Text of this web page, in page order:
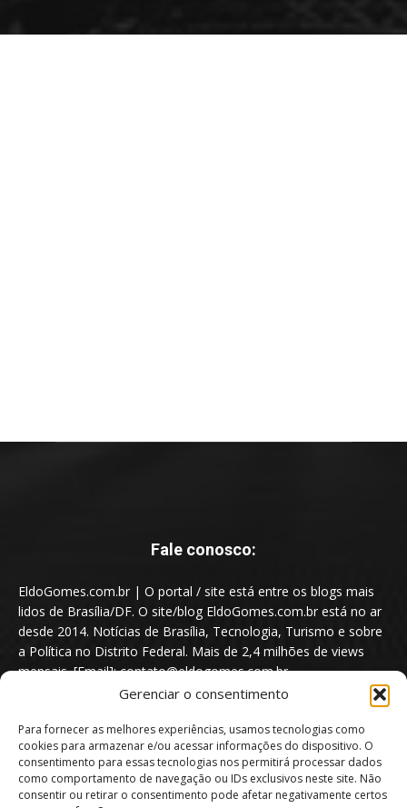
Gerenciar o consentimento
Para fornecer as melhores experiências, usamos tecnologias como
cookies para armazenar e/ou acessar informações do dispositivo. O
consentimento para essas tecnologias nos permitirá processar dados
como comportamento de navegação ou IDs exclusivos neste site. Não
consentir ou retirar o consentimento pode afetar negativamente certos
Fale conosco:
EldoGomes.com.br | O portal / site está entre os blogs mais
lidos de Brasília/DF. O site/blog EldoGomes.com.br está no ar
desde 2014. Notícias de Brasília, Tecnologia, Turismo e sobre
a Política no Distrito Federal. Mais de 2,4 milhões de views
mensais. [Email]: contato@eldogomes.com.br